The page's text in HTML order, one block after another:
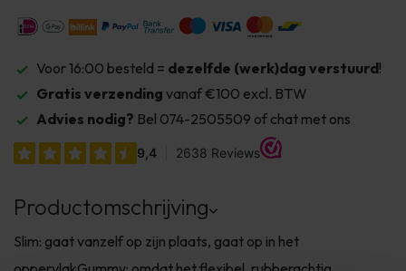
Voor 16:00 besteld = dezelfde (werk)dag verstuurd!
Gratis verzending vanaf €100 excl. BTW
Advies nodig? Bel 074-2505509 of chat met ons
Productomschrijving
Slim: gaat vanzelf op zijn plaats, gaat op in het